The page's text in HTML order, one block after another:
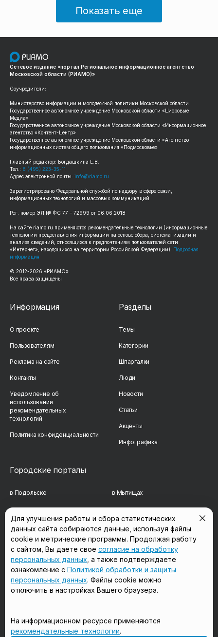
Показать еще
Сетевое издание «портал Региональное информационное агентство
Московской области (РИАМО)»
Соучредители:
Министерство информации и молодежной политики Московской области
Государственное автономное учреждение Московской области «Цифровые
Медиа»
Государственное автономное учреждение Московской области «Информационное
агентство «Контент-Центр»
Государственное автономное учреждение Московской области «Агентство
информационных систем общего пользования «Подмосковье»
Главный редактор: Богдашкина Е.В.
Тел.: 8 (495) 223-35-11
Адрес электронной почты: info@riamo.ru
Зарегистрировано Федеральной службой по надзору в сфере связи,
информационных технологий и массовых коммуникаций
Рег. номер ЭЛ № ФС 77 – 72999 от 06.06.2018
На сайте riamo.ru применяются рекомендательные технологии (информационные
технологии предоставления информации на основе сбора, систематизации и
анализа сведений, относящихся к предпочтениям пользователей сети
«Интернет», находящихся на территории Российской Федерации). Подробная
информация
© 2012-2026 «РИАМО».
Все права защищены
Информация
О проекте
Пользователям
Реклама на сайте
Контакты
Уведомление об
использовании
рекомендательных
технологий
Политика конфиденциальности
Разделы
Темы
Категории
Шпаргалки
Люди
Новости
Статьи
Акценты
Инфографика
Городские порталы
в Подольске в Мытищах
в Сергиевом Посаде в Люберцах
в Красногорске в Королёве
в Домодедово в Щёлково
Мы в соцсетях
Для улучшения работы и сбора статистических
данных сайта собираются данные, используя файлы
cookie и метрические программы. Продолжая работу
с сайтом, Вы даете свое согласие на обработку
персональных данных , а также подтверждаете
ознакомление с Политикой обработки и защиты
персональных данных. Файлы cookie можно
отключить в настройках Вашего браузера.
На информационном ресурсе применяются
рекомендательные технологии.